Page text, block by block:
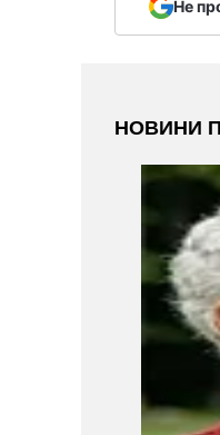
Не